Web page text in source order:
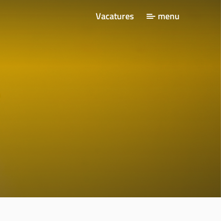
Vacatures menu